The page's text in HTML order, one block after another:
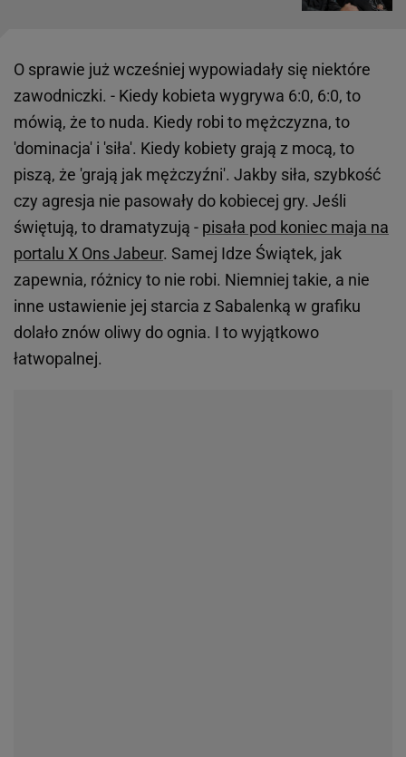
O sprawie już wcześniej wypowiadały się niektóre
zawodniczki. - Kiedy kobieta wygrywa 6:0, 6:0, to
mówią, że to nuda. Kiedy robi to mężczyzna, to
'dominacja' i 'siła'. Kiedy kobiety grają z mocą, to
piszą, że 'grają jak mężczyźni'. Jakby siła, szybkość
czy agresja nie pasowały do kobiecej gry. Jeśli
świętują, to dramatyzują - pisała pod koniec maja na
portalu X Ons Jabeur. Samej Idze Świątek, jak
zapewnia, różnicy to nie robi. Niemniej takie, a nie
inne ustawienie jej starcia z Sabalenką w grafiku
dolało znów oliwy do ognia. I to wyjątkowo
łatwopalnej.